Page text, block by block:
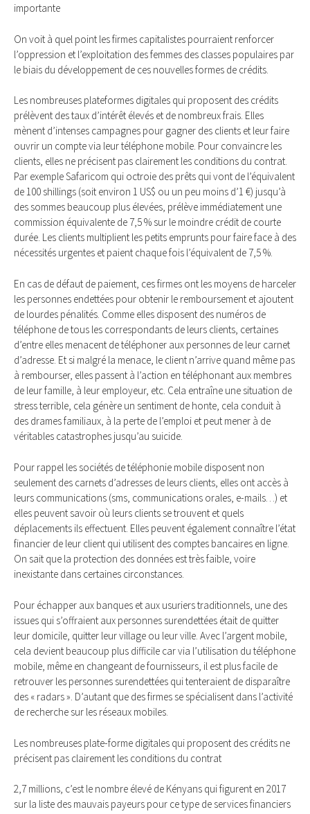
importante
On voit à quel point les firmes capitalistes pourraient renforcer
l’oppression et l’exploitation des femmes des classes populaires par
le biais du développement de ces nouvelles formes de crédits.
Les nombreuses plateformes digitales qui proposent des crédits
prélèvent des taux d’intérêt élevés et de nombreux frais. Elles
mènent d’intenses campagnes pour gagner des clients et leur faire
ouvrir un compte via leur téléphone mobile. Pour convaincre les
clients, elles ne précisent pas clairement les conditions du contrat.
Par exemple Safaricom qui octroie des prêts qui vont de l’équivalent
de 100 shillings (soit environ 1 US$ ou un peu moins d’1 €) jusqu’à
des sommes beaucoup plus élevées, prélève immédiatement une
commission équivalente de 7,5 % sur le moindre crédit de courte
durée. Les clients multiplient les petits emprunts pour faire face à des
nécessités urgentes et paient chaque fois l’équivalent de 7,5 %.
En cas de défaut de paiement, ces firmes ont les moyens de harceler
les personnes endettées pour obtenir le remboursement et ajoutent
de lourdes pénalités. Comme elles disposent des numéros de
téléphone de tous les correspondants de leurs clients, certaines
d’entre elles menacent de téléphoner aux personnes de leur carnet
d’adresse. Et si malgré la menace, le client n’arrive quand même pas
à rembourser, elles passent à l’action en téléphonant aux membres
de leur famille, à leur employeur, etc. Cela entraîne une situation de
stress terrible, cela génère un sentiment de honte, cela conduit à
des drames familiaux, à la perte de l’emploi et peut mener à de
véritables catastrophes jusqu’au suicide.
Pour rappel les sociétés de téléphonie mobile disposent non
seulement des carnets d’adresses de leurs clients, elles ont accès à
leurs communications (sms, communications orales, e-mails…) et
elles peuvent savoir où leurs clients se trouvent et quels
déplacements ils effectuent. Elles peuvent également connaître l’état
financier de leur client qui utilisent des comptes bancaires en ligne.
On sait que la protection des données est très faible, voire
inexistante dans certaines circonstances.
Pour échapper aux banques et aux usuriers traditionnels, une des
issues qui s’offraient aux personnes surendettées était de quitter
leur domicile, quitter leur village ou leur ville. Avec l’argent mobile,
cela devient beaucoup plus difficile car via l’utilisation du téléphone
mobile, même en changeant de fournisseurs, il est plus facile de
retrouver les personnes surendettées qui tenteraient de disparaître
des « radars ». D’autant que des firmes se spécialisent dans l’activité
de recherche sur les réseaux mobiles.
Les nombreuses plate-forme digitales qui proposent des crédits ne
précisent pas clairement les conditions du contrat
2,7 millions, c’est le nombre élevé de Kényans qui figurent en 2017
sur la liste des mauvais payeurs pour ce type de services financiers